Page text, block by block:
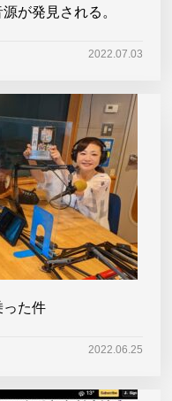
が発見される。
2022.07.03
った件
2022.06.25